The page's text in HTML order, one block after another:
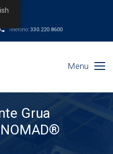
Telefono: 330.220.8600
Menu
Grua